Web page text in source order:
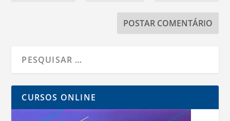
CURSOS ONLINE